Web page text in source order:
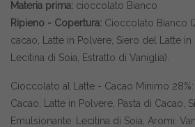
Materia prima: cioccolato Bianco
Ripieno - Copertura: Cioccolato Bianco
cacao, Latte in Polvere, Siero del Latte
Lecitina di Soia, Estratto di Vaniglia).
Cioccolato al Latte - Cacao Minimo
Cacao, Latte in Polvere, Pasta di Cacao,
Emulsionante: Lecitina di Soia, Aromi: